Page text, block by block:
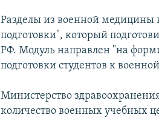
Разделы из военной медицины
подготовки", который
РФ. Модуль направлен "на
подготовки студентов к
Министерство
количество военных учебных